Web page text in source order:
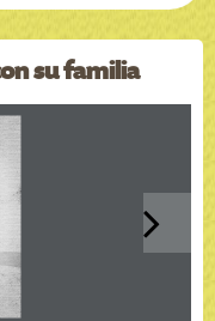
su familia